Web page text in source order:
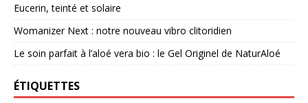
Eucerin, teinté et solaire
Womanizer Next : notre nouveau vibro clitoridien
Le soin parfait à l’aloé vera bio : le Gel Originel de NaturAloé
ÉTIQUETTES